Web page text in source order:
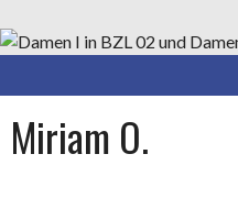
Miriam O.